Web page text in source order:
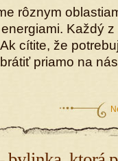
rôznym
Každý
cítite, že
priamo na